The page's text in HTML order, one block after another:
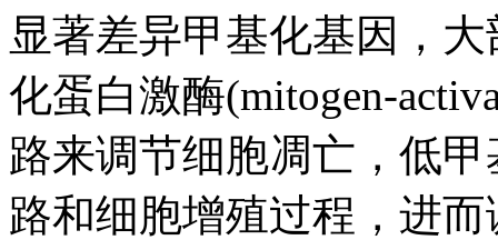
显著差异甲基化基因，
化蛋白激酶(mitogen-
路来调节细胞凋亡，低
路和细胞增殖过程，进